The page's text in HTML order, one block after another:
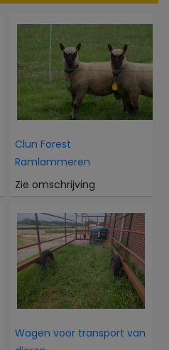
Clun Forest
Ramlammeren
Zie omschrijving
Wagen voor transport van